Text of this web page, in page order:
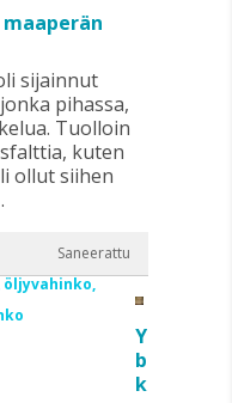
sijainnut
pihassa,
Tuolloin
kuten
ollut siihen
Saneerattu
kaivoon